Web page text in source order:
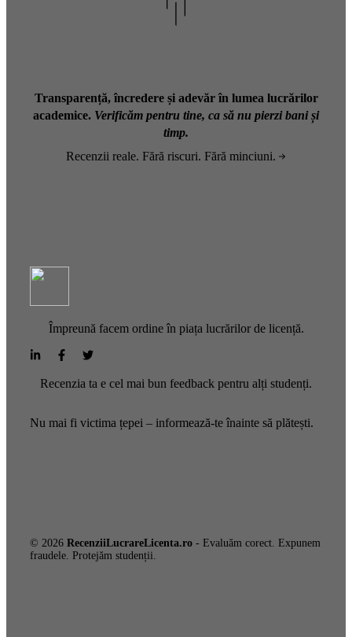
Transparență, încredere și adevăr în lumea lucrărilor
academice. Verificăm pentru tine, ca să nu pierzi bani și
timp.
Recenzii reale. Fără riscuri. Fără minciuni.
Împreună facem ordine în piața lucrărilor de licență.
Recenzia ta e cel mai bun feedback pentru alți studenți.
Nu mai fi victima țepei – informează-te înainte să plătești.
© 2026 RecenziiLucrareLicenta.ro - Evaluăm corect. Expunem
fraudele. Protejăm studenții.